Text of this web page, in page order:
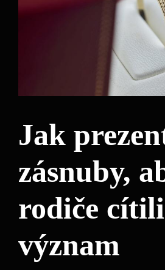
Jak
zásnuby,
rodiče
význam